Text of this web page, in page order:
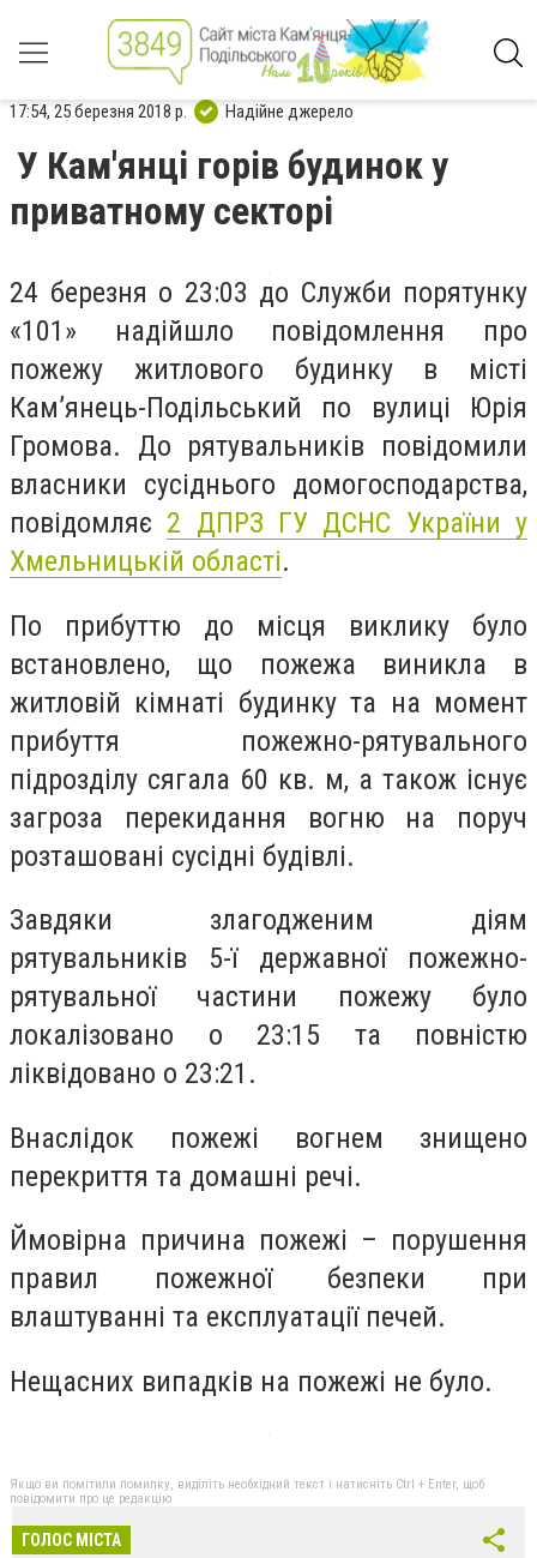
17:54, 25 березня 2018 р. Надійне джерело
У Кам'янці горів будинок у
приватному секторі
24 березня о 23:03 до Служби порятунку
«101» надійшло повідомлення про
пожежу житлового будинку в місті
Кам’янець-Подільський по вулиці Юрія
Громова. До рятувальників повідомили
власники сусіднього домогосподарства,
повідомляє 2 ДПРЗ ГУ ДСНС Україниу
Хмельницькій області.
По прибуттю до місця виклику було
встановлено, що пожежа виникла в
житловій кімнаті будинку та на момент
прибуття пожежно-рятувального
підрозділу сягала 60 кв. м, а також існує
загроза перекидання вогню на поруч
розташовані сусідні будівлі.
Завдяки злагодженим діям
рятувальників 5-ї державної пожежно-
рятувальної частини пожежу було
локалізовано о 23:15 та повністю
ліквідовано о 23:21.
Внаслідок пожежі вогнем знищено
перекриття та домашні речі.
Ймовірна причина пожежі – порушення
правил пожежної безпеки при
влаштуванні та експлуатації печей.
Нещасних випадків на пожежі не було.
Якщо ви помітили помилку, виділіть необхідний текст і натисніть Ctrl + Enter, щоб
повідомити про це редакцію
ГОЛОС МІСТА